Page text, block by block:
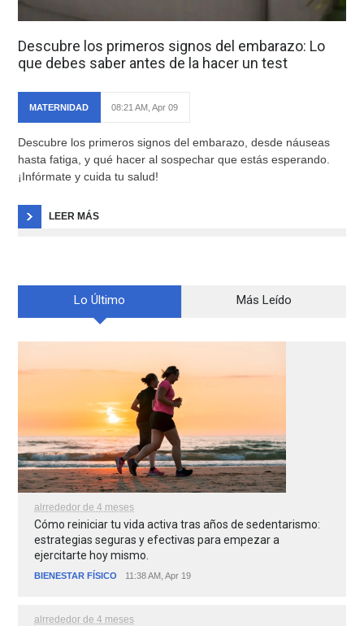
Descubre los primeros signos del embarazo: Lo
que debes saber antes de la hacer un test
MATERNIDAD 08:21 AM, Apr 09
Descubre los primeros signos del embarazo, desde náuseas
hasta fatiga, y qué hacer al sospechar que estás esperando.
¡Infórmate y cuida tu salud!
LEER MÁS
Lo Último Más Leído
alrrededor de 4 meses
Cómo reiniciar tu vida activa tras años de sedentarismo:
estrategias seguras y efectivas para empezar a
ejercitarte hoy mismo.
BIENESTAR FÍSICO 11:38 AM, Apr 19
alrrededor de 4 meses